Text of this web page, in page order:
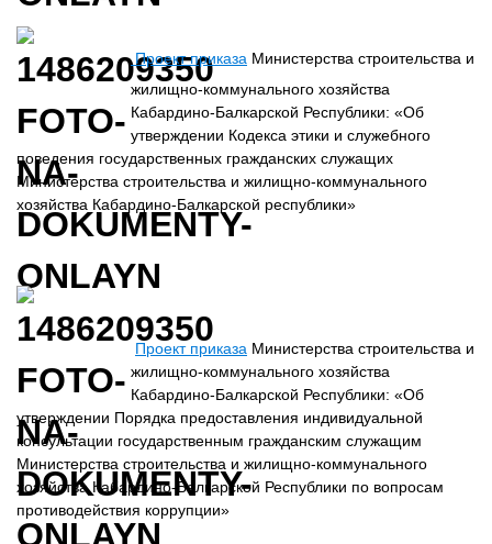
Проект приказа Министерства строительства и
жилищно-коммунального хозяйства
Кабардино-Балкарской Республики: «Об
утверждении Кодекса этики и служебного
поведения государственных гражданских служащих
Министерства строительства и жилищно-коммунального
хозяйства Кабардино-Балкарской республики»
Проект приказа Министерства строительства и
жилищно-коммунального хозяйства
Кабардино-Балкарской Республики: «Об
утверждении Порядка предоставления индивидуальной
консультации государственным гражданским служащим
Министерства строительства и жилищно-коммунального
хозяйства Кабардино-Балкарской Республики по вопросам
противодействия коррупции»